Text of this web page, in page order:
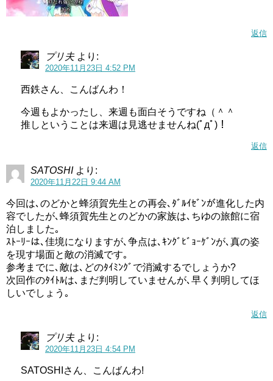
の蝕みを乗り越えたのどかちゃんが言うとさらに強く感じ
今週のお話は初めから終わりまでよくまとまっていて面白
かったですねーストーリーもよかったです（＾＾
関連記事
関連記事
言う奴一発殴りたいね
#precure pic.twitter.com/qkP2AwKNFg
— オトモあいるー (@ayru7) November 22, 2020
第34話はキュアフォンテーヌのちゆちゃん回です！
どうやら陸上でライバル出現みたいですねー結構煽られて
ますが果たしてどうなることやら(^^;
が多いのはいいですね。追加戦士後は影が薄くなってしま
返信
プリ夫 より:
2020年11月23日 4:52 PM
西鉄さん、こんばんわ！
今週もよかったし、来週も面白そうですね（＾＾
推しということは来週は見逃せませんね(ﾟдﾟ)！
返信
SATOSHI より:
2020年11月22日 9:44 AM
今回は､のどかと蜂須賀先生との再会､ﾀﾞﾙｲｾﾞﾝが進化した内
容でしたが､蜂須賀先生とのどかの家族は､ちゆの旅館に宿
泊しました｡
ｽﾄｰﾘｰは､佳境になりますが､争点は､ｷﾝｸﾞﾋﾞｮｰｹﾞﾝが､真の姿
を現す場面と敵の消滅です｡
参考までに､敵は､どのﾀｲﾐﾝｸﾞで消滅するでしょうか?
次回作のﾀｲﾄﾙは､まだ判明していませんが､早く判明してほ
しいでしょう｡
返信
プリ夫 より:
2020年11月23日 4:54 PM
SATOSHIさん、こんばんわ!